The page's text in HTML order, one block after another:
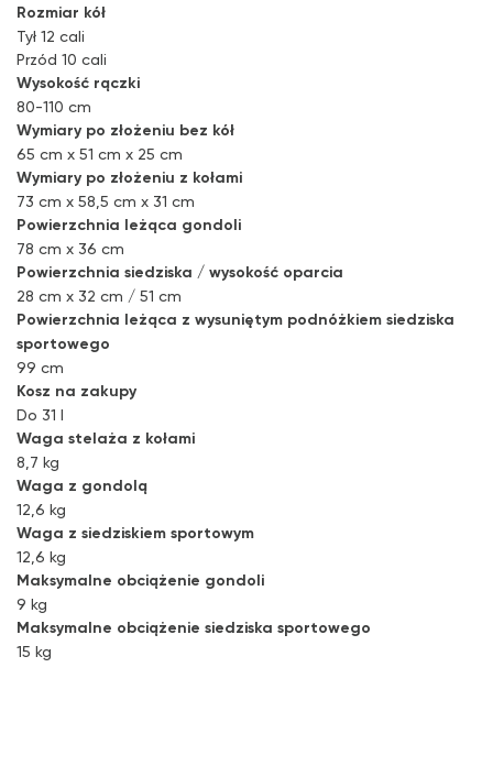
Rozmiar kół
Tył 12 cali
Przód 10 cali
Wysokość rączki
80-110 cm
Wymiary po złożeniu bez kół
65 cm x 51 cm x 25 cm
Wymiary po złożeniu z kołami
73 cm x 58,5 cm x 31 cm
Powierzchnia leżąca gondoli
78 cm x 36 cm
Powierzchnia siedziska / wysokość oparcia
28 cm x 32 cm / 51 cm
Powierzchnia leżąca z wysuniętym podnóżkiem siedziska
sportowego
99 cm
Kosz na zakupy
Do 31 l
Waga stelaża z kołami
8,7 kg
Waga z gondolą
12,6 kg
Waga z siedziskiem sportowym
12,6 kg
Maksymalne obciążenie gondoli
9 kg
Maksymalne obciążenie siedziska sportowego
15 kg